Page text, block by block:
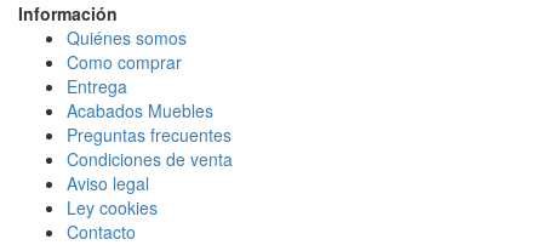
Información
Quiénes somos
Como comprar
Entrega
Acabados Muebles
Preguntas frecuentes
Condiciones de venta
Aviso legal
Ley cookies
Contacto